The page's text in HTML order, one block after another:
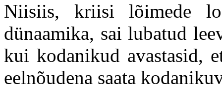
Niisiis, kriisi lõimede
dünaamika, sai lubatud
kui kodanikud avastasid,
eelnõudena saata